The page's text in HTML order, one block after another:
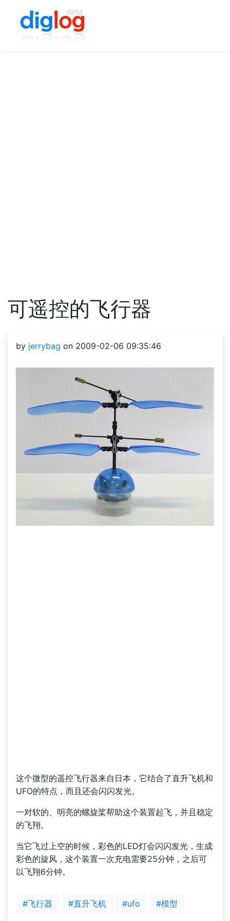
可遥控的飞行器
by jerrybag on 2009-02-06 09:35:46
这个微型的遥控飞行器来自日本，它结合了直升飞机和
UFO的特点，而且还会闪闪发光。
一对软的、明亮的螺旋桨帮助这个装置起飞，并且稳定
的飞翔。
当它飞过上空的时候，彩色的LED灯会闪闪发光，生成
彩色的旋风，这个装置一次充电需要25分钟，之后可
以飞翔6分钟。
#飞行器 #直升飞机 #ufo #模型